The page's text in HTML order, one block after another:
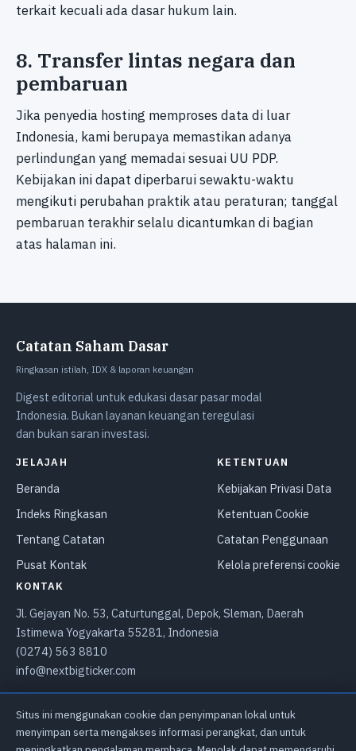
terkait kecuali ada dasar hukum lain.
8. Transfer lintas negara dan
pembaruan
Jika penyedia hosting memproses data di luar
Indonesia, kami berupaya memastikan adanya
perlindungan yang memadai sesuai UU PDP.
Kebijakan ini dapat diperbarui sewaktu-waktu
mengikuti perubahan praktik atau peraturan; tanggal
pembaruan terakhir selalu dicantumkan di bagian
atas halaman ini.
Catatan Saham Dasar
Ringkasan istilah, IDX & laporan keuangan
Digest editorial untuk edukasi dasar pasar modal
Indonesia. Bukan layanan keuangan teregulasi
dan bukan saran investasi.
JELAJAH
Beranda
Indeks Ringkasan
Tentang Catatan
Pusat Kontak
KETENTUAN
Kebijakan Privasi Data
Ketentuan Cookie
Catatan Penggunaan
Kelola preferensi cookie
KONTAK
Jl. Gejayan No. 53, Caturtunggal, Depok, Sleman, Daerah
Istimewa Yogyakarta 55281, Indonesia
(0274) 563 8810
info@nextbigticker.com
Kebijakan Privasi DataKetentuan Cookie Catatan Penggunaan
Pusat Kontak
Situs ini menggunakan cookie dan penyimpanan lokal untuk
menyimpan serta mengakses informasi perangkat, dan untuk